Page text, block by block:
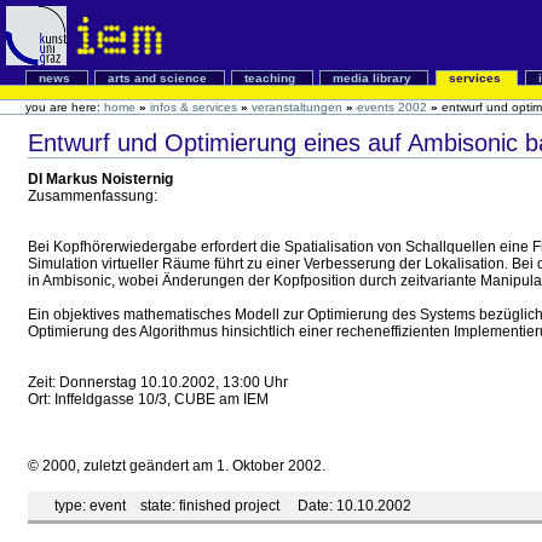
news arts and science teaching media library services
you are here: home » infos & services » veranstaltungen » events 2002 » entwurf und
Entwurf und Optimierung eines auf Ambisonic
DI Markus Noisternig
Zusammenfassung:
Bei Kopfhörerwiedergabe erfordert die Spatialisation von Schallquellen eine
Simulation virtueller Räume führt zu einer Verbesserung der Lokalisation.
in Ambisonic, wobei Änderungen der Kopfposition durch zeitvariante
Ein objektives mathematisches Modell zur Optimierung des Systems
Optimierung des Algorithmus hinsichtlich einer recheneffizienten
Zeit: Donnerstag 10.10.2002, 13:00 Uhr
Ort: Inffeldgasse 10/3, CUBE am IEM
© 2000, zuletzt geändert am 1. Oktober 2002.
type: eventstate: finished project Date:10.10.2002